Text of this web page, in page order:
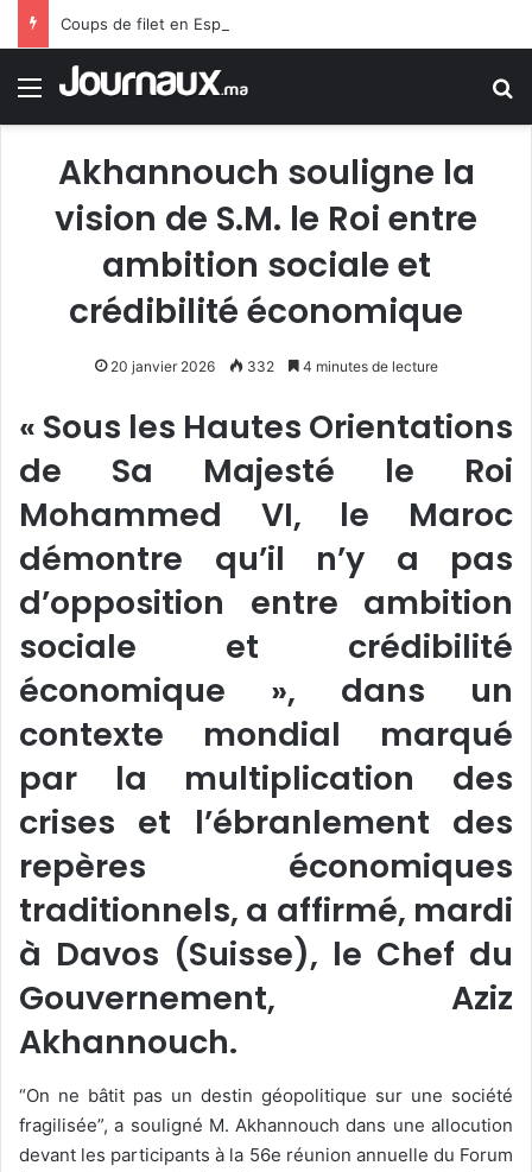
Menu
Akhannouch souligne la
vision de S.M. le Roi entre
ambition sociale et
crédibilité économique
20 janvier 2026 332 4 minutes de lecture
« Sous les Hautes Orientations
de Sa Majesté le Roi
Mohammed VI, le Maroc
démontre qu’il n’y a pas
d’opposition entre ambition
sociale et crédibilité
économique », dans un
contexte mondial marqué
par la multiplication des
crises et l’ébranlement des
repères économiques
traditionnels, a affirmé, mardi
à Davos (Suisse), le Chef du
Gouvernement, Aziz
Akhannouch.
“On ne bâtit pas un destin géopolitique sur une société
fragilisée”, a souligné M. Akhannouch dans une allocution
devant les participants à la 56e réunion annuelle du Forum